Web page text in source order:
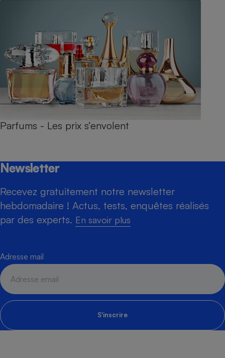
Parfums - Les prix s’envolent
Newsletter
Recevez gratuitement notre newsletter
hebdomadaire ! Actus, tests, enquêtes réalisés
par des experts. En savoir plus
Adresse mail
S'inscrire